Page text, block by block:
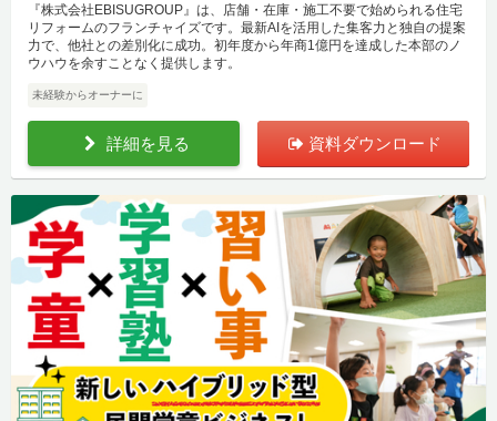
『株式会社EBISUGROUP』は、店舗・在庫・施工不要で始められる住宅
リフォームのフランチャイズです。最新AIを活用した集客力と独自の提案
力で、他社との差別化に成功。初年度から年商1億円を達成した本部のノ
ウハウを余すことなく提供します。
未経験からオーナーに
詳細を見る 資料ダウンロード